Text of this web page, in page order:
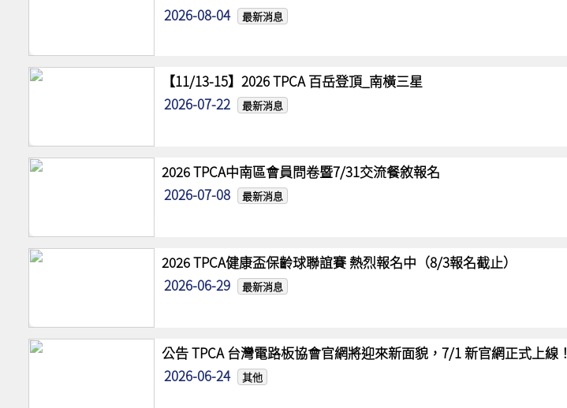
2026-08-04 最新消息
【11/13-15】2026 TPCA 百岳登頂_南橫三星
2026-07-22
最新消息
2026 TPCA中南區會員問卷暨7/31交流餐敘報名
2026-07-08
最新消息
2026 TPCA健康盃保齡球聯誼賽 熱烈報名中（8/3報名截止）
2026-06-29
最新消息
公告 TPCA 台灣電路板協會官網將迎來新面貌，7/1 新官網正式上線！
2026-06-24
其他